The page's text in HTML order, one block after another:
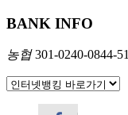
BANK INFO
농협301-0240-0844-51